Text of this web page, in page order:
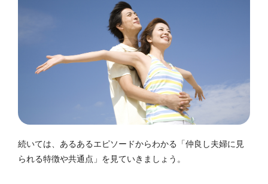
続いては、あるあるエピソードからわかる「仲良し夫婦に見
られる特徴や共通点」を見ていきましょう。